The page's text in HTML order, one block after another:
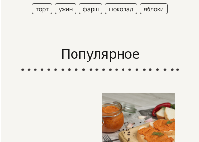
торт
ужин фарш шоколад яблоки
Популярное